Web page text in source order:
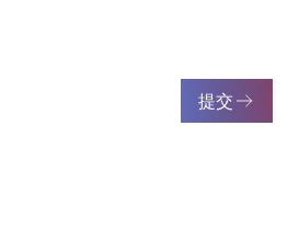
提交